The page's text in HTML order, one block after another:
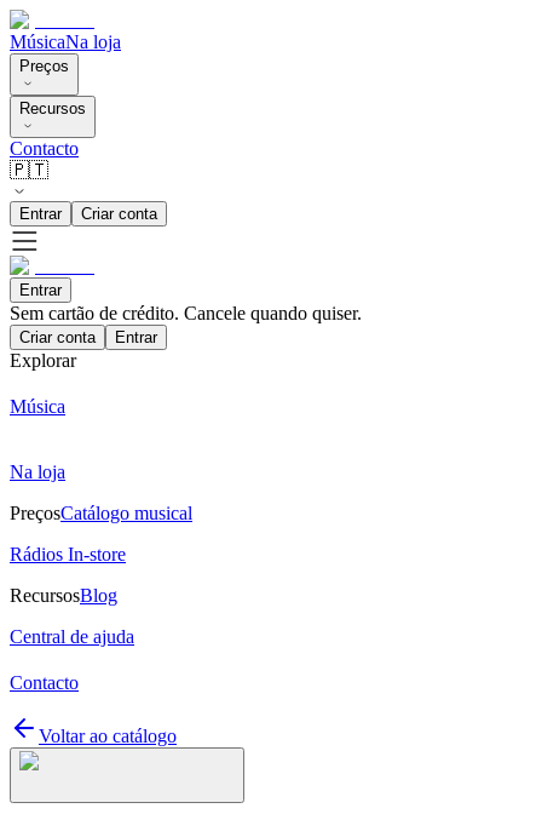
MúsicaNa loja
Preços
Recursos
Contacto
🇵🇹
Entrar Criar conta
Entrar
Sem cartão de crédito. Cancele quando quiser.
Criar conta Entrar
Explorar
Música
Na loja
PreçosCatálogo musical
Rádios In-store
RecursosBlog
Central de ajuda
Contacto
Voltar ao catálogo